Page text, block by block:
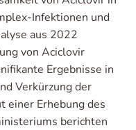
Infektionen und
aus 2022
von Aciclovir
Ergebnisse in
Verkürzung der
einer Erhebung des
berichten